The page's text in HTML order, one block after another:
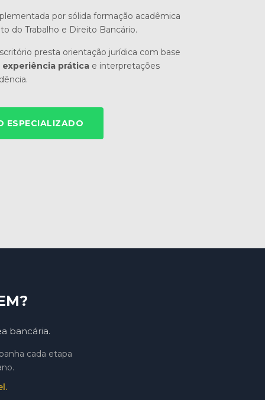
por sólida formação acadêmica
do Trabalho e Direito Bancário.
presta orientação jurídica com base
prática e interpretações
ESPECIALIZADO
bancária.
cada etapa